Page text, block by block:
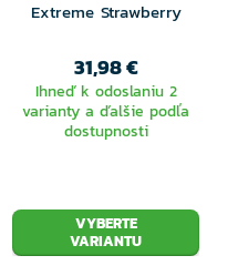
Extreme Strawberry
31,98 €
Ihneď k odoslaniu 2
varianty a ďalšie podľa
dostupnosti
VYBERTE
VARIANTU